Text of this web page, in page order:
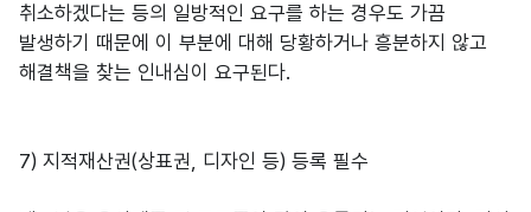
취소하겠다는 등의 일방적인 요구를 하는 경우도 가끔
발생하기 때문에 이 부분에 대해 당황하거나 흥분하지 않고
해결책을 찾는 인내심이 요구된다.
7) 지적재산권(상표권, 디자인 등) 등록 필수